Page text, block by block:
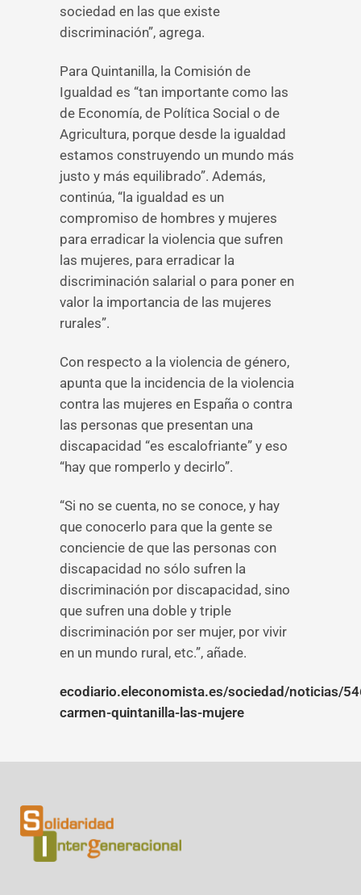
sociedad en las que existe
discriminación”, agrega.
Para Quintanilla, la Comisión de
Igualdad es “tan importante como las
de Economía, de Política Social o de
Agricultura, porque desde la igualdad
estamos construyendo un mundo más
justo y más equilibrado”. Además,
continúa, “la igualdad es un
compromiso de hombres y mujeres
para erradicar la violencia que sufren
las mujeres, para erradicar la
discriminación salarial o para poner en
valor la importancia de las mujeres
rurales”.
Con respecto a la violencia de género,
apunta que la incidencia de la violencia
contra las mujeres en España o contra
las personas que presentan una
discapacidad “es escalofriante” y eso
“hay que romperlo y decirlo”.
“Si no se cuenta, no se conoce, y hay
que conocerlo para que la gente se
conciencie de que las personas con
discapacidad no sólo sufren la
discriminación por discapacidad, sino
que sufren una doble y triple
discriminación por ser mujer, por vivir
en un mundo rural, etc.”, añade.
ecodiario.eleconomista.es/sociedad/noticias/
carmen-quintanilla-las-mujere